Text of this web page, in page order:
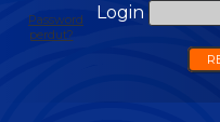
Login
Password
perdut?